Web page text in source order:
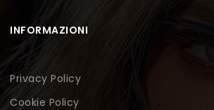
INFORMAZIONI
Privacy Policy
Cookie Policy